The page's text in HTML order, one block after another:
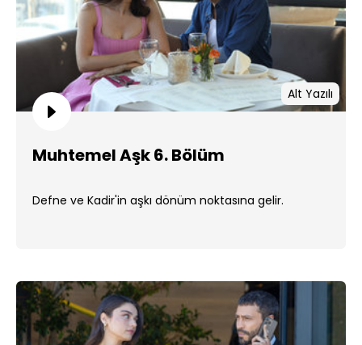
Alt Yazılı
Muhtemel Aşk 6. Bölüm
Defne ve Kadir'in aşkı dönüm noktasına gelir.